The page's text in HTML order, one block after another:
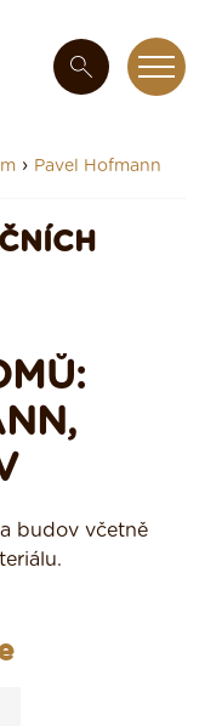
› Pavel Hofmann
budov včetně